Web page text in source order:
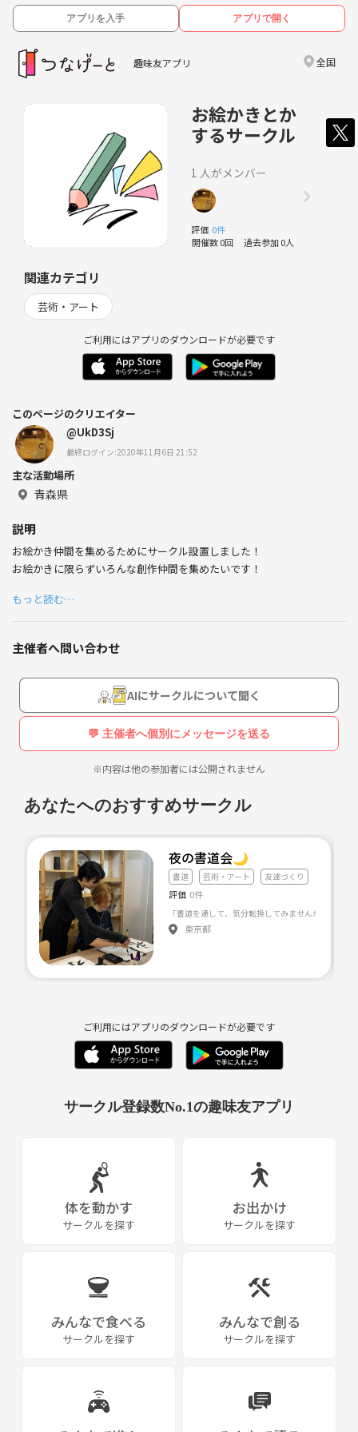
アプリを入手 アプリで開く
趣味友アプリ 全国
お絵かきとか
するサークル
1 人がメンバー
評価 0件
開催数 0回 過去参加 0人
関連カテゴリ
芸術・アート
ご利用にはアプリのダウンロードが必要です
このページのクリエイター
@UkD3Sj
最終ログイン:2020年11月6日 21:52
主な活動場所
青森県
説明
お絵かき仲間を集めるためにサークル設置しました！
お絵かきに限らずいろんな創作仲間を集めたいです！
もっと読む…
主催者へ問い合わせ
AIにサークルについて聞く
💬 主催者へ個別にメッセージを送る
※内容は他の参加者には公開されません
あなたへのおすすめサークル
夜の書道会🌙
書道 芸術・アート 友達づくり
評価 0件
東京都
ご利用にはアプリのダウンロードが必要です
サークル登録数No.1の趣味友アプリ
体を動かす
サークルを探す
お出かけ
サークルを探す
みんなで食べる
サークルを探す
みんなで創る
サークルを探す